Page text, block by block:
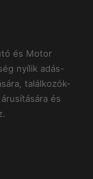
és Motor
nyílik adás-
találkozók-
és